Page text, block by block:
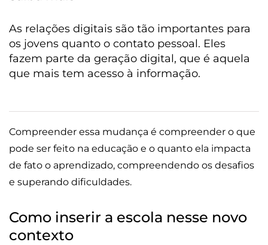
As relações digitais são tão importantes para
os jovens quanto o contato pessoal. Eles
fazem parte da geração digital, que é aquela
que mais tem acesso à informação.
Compreender essa mudança é compreender o que
pode ser feito na educação e o quanto ela impacta
de fato o aprendizado, compreendendo os desafios
e superando dificuldades.
Como inserir a escola nesse novo
contexto